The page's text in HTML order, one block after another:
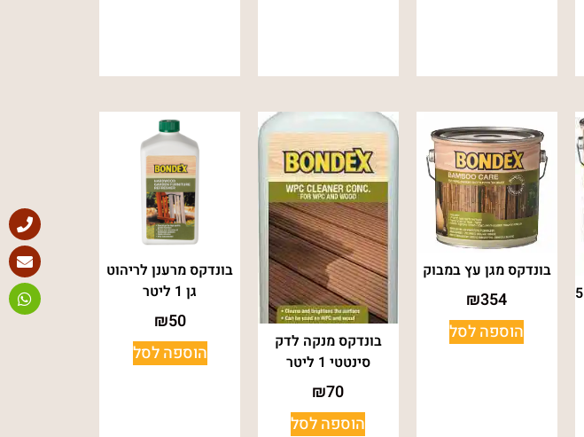
בונדקס מגן דק במבוק 5
בונדקס מגן עץ במבוק
₪354
הוספה לסל
בונדקס מנקה לדק
סינטטי 1 ליטר
₪70
הוספה לסל
בונדקס מרענן לריהוט
גן 1 ליטר
₪50
הוספה לסל